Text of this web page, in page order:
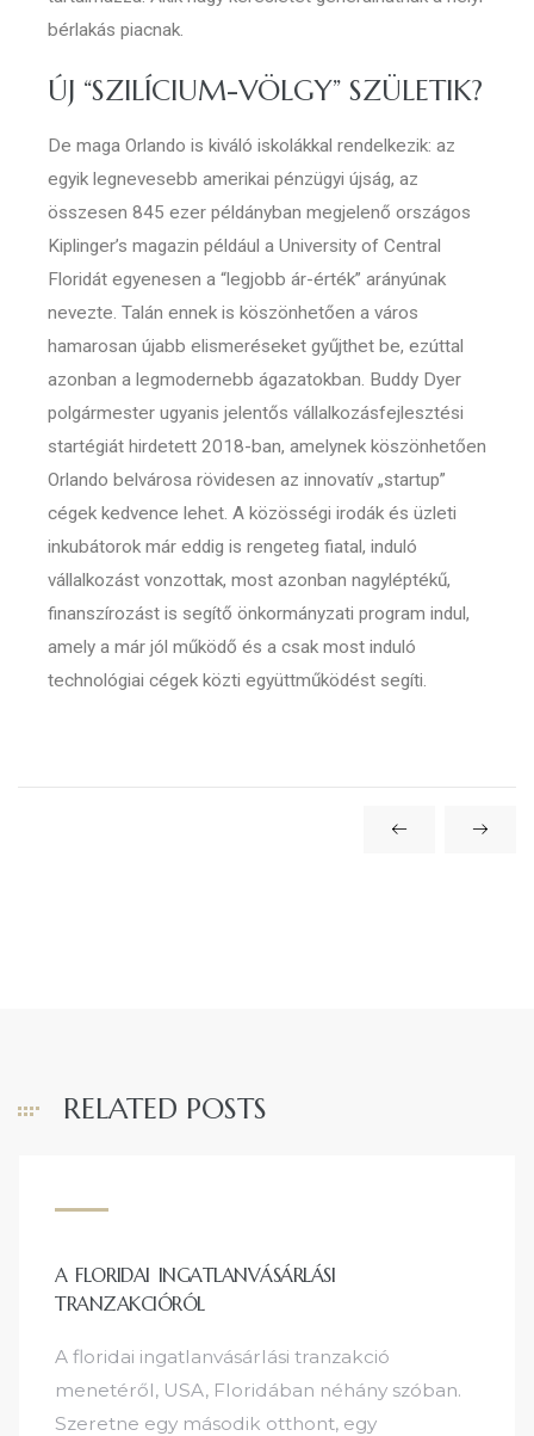
bérlakás piacnak.
ÚJ “SZILÍCIUM-VÖLGY” SZÜLETIK?
De maga Orlando is kiváló iskolákkal rendelkezik: az
egyik legnevesebb amerikai pénzügyi újság, az
összesen 845 ezer példányban megjelenő országos
Kiplinger’s magazin például a University of Central
Floridát egyenesen a “legjobb ár-érték” arányúnak
nevezte. Talán ennek is köszönhetően a város
hamarosan újabb elismeréseket gyűjthet be, ezúttal
azonban a legmodernebb ágazatokban. Buddy Dyer
polgármester ugyanis jelentős vállalkozásfejlesztési
startégiát hirdetett 2018-ban, amelynek köszönhetően
Orlando belvárosa rövidesen az innovatív „startup”
cégek kedvence lehet. A közösségi irodák és üzleti
inkubátorok már eddig is rengeteg fiatal, induló
vállalkozást vonzottak, most azonban nagyléptékű,
finanszírozást is segítő önkormányzati program indul,
amely a már jól működő és a csak most induló
technológiai cégek közti együttműködést segíti.
RELATED POSTS
A FLORIDAI INGATLANVÁSÁRLÁSI
TRANZAKCIÓRÓL
A floridai ingatlanvásárlási tranzakció
menetéről, USA, Floridában néhány szóban.
Szeretne egy második otthont, egy